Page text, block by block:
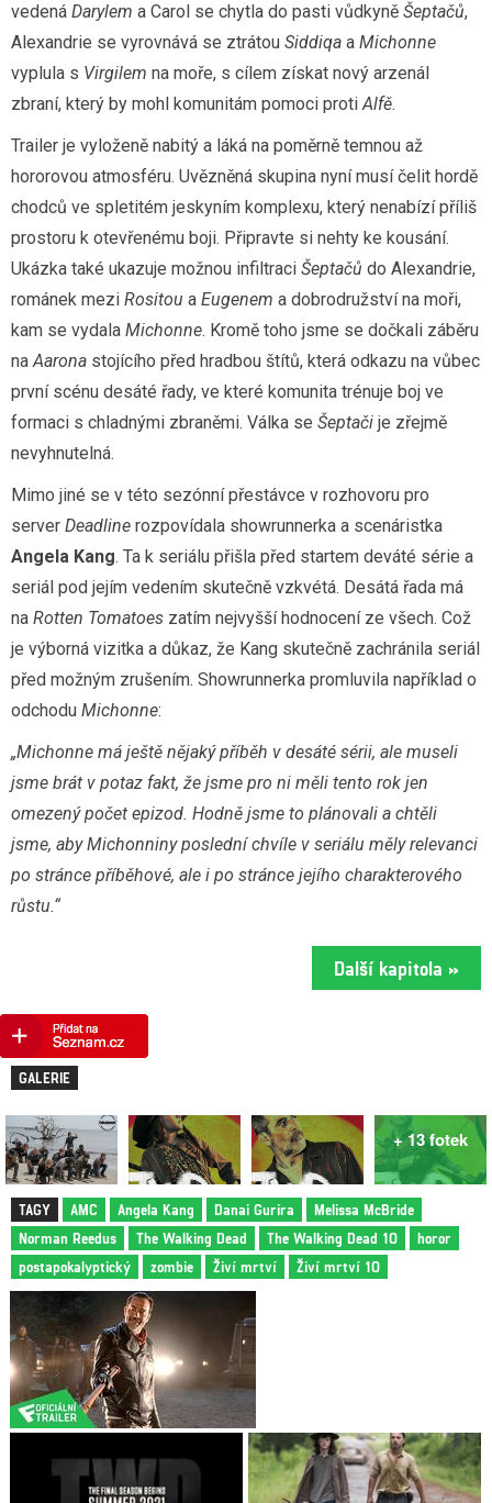
vedená Darylem a Carol se chytla do pasti vůdkyně Šeptačů,
Alexandrie se vyrovnává se ztrátou Siddiqa a Michonne
vyplula s Virgilem na moře, s cílem získat nový arzenál
zbraní, který by mohl komunitám pomoci protiAlfě.
Trailer je vyloženě nabitý a láká na poměrně temnou až
hororovou atmosféru. Uvězněná skupina nyní musí čelit hordě
chodců ve spletitém jeskyním komplexu, který nenabízí příliš
prostoru k otevřenému boji. Připravte si nehty ke kousání.
Ukázka také ukazuje možnou infiltraci Šeptačů do Alexandrie,
románek mezi Rositou a Eugenem a dobrodružství na moři,
kam se vydala Michonne. Kromě toho jsme se dočkali záběru
naAarona stojícího před hradbou štítů, která odkazu na vůbec
první scénu desáté řady, ve které komunita trénuje boj ve
formaci s chladnými zbraněmi. Válka se Šeptači je zřejmě
nevyhnutelná.
Mimo jiné se v této sezónní přestávce v rozhovoru pro
server Deadline rozpovídala showrunnerka a scenáristka
Angela Kang. Ta k seriálu přišla před startem deváté série a
seriál pod jejím vedením skutečně vzkvétá. Desátá řada má
na Rotten Tomatoes zatím nejvyšší hodnocení ze všech. Což
je výborná vizitka a důkaz, že Kang skutečně zachránila seriál
před možným zrušením. Showrunnerka promluvila například o
odchodu Michonne:
„Michonne má ještě nějaký příběh v desáté sérii, ale museli
jsme brát v potaz fakt, že jsme pro ni měli tento rok jen
omezený počet epizod. Hodně jsme to plánovali a chtěli
jsme, aby Michonniny poslední chvíle v seriálu měly relevanci
po stránce příběhové, ale i po stránce jejího charakterového
růstu.“
Další kapitola »
GALERIE
+ 13 fotek
TAGY AMC Angela Kang Danai Gurira
Melissa McBride
Norman Reedus
The Walking Dead The Walking Dead 10
horor
postapokalyptický
zombie Živí mrtví Živí mrtví 10